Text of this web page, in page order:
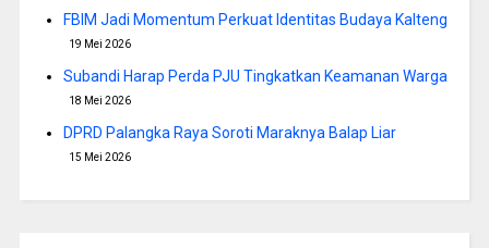
FBIM Jadi Momentum Perkuat Identitas Budaya Kalteng
19 Mei 2026
Subandi Harap Perda PJU Tingkatkan Keamanan Warga
18 Mei 2026
DPRD Palangka Raya Soroti Maraknya Balap Liar
15 Mei 2026